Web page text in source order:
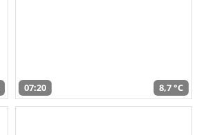
07:20 8,7 °C